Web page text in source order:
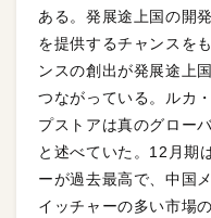
ある。発展途上国の開
を提供するチャンスを
ンスの創出が発展途上
つながっている。ルカ
プストアは真のグロー
と述べていた。12月期
ーが過去最高で、中国
イッチャーの多い市場